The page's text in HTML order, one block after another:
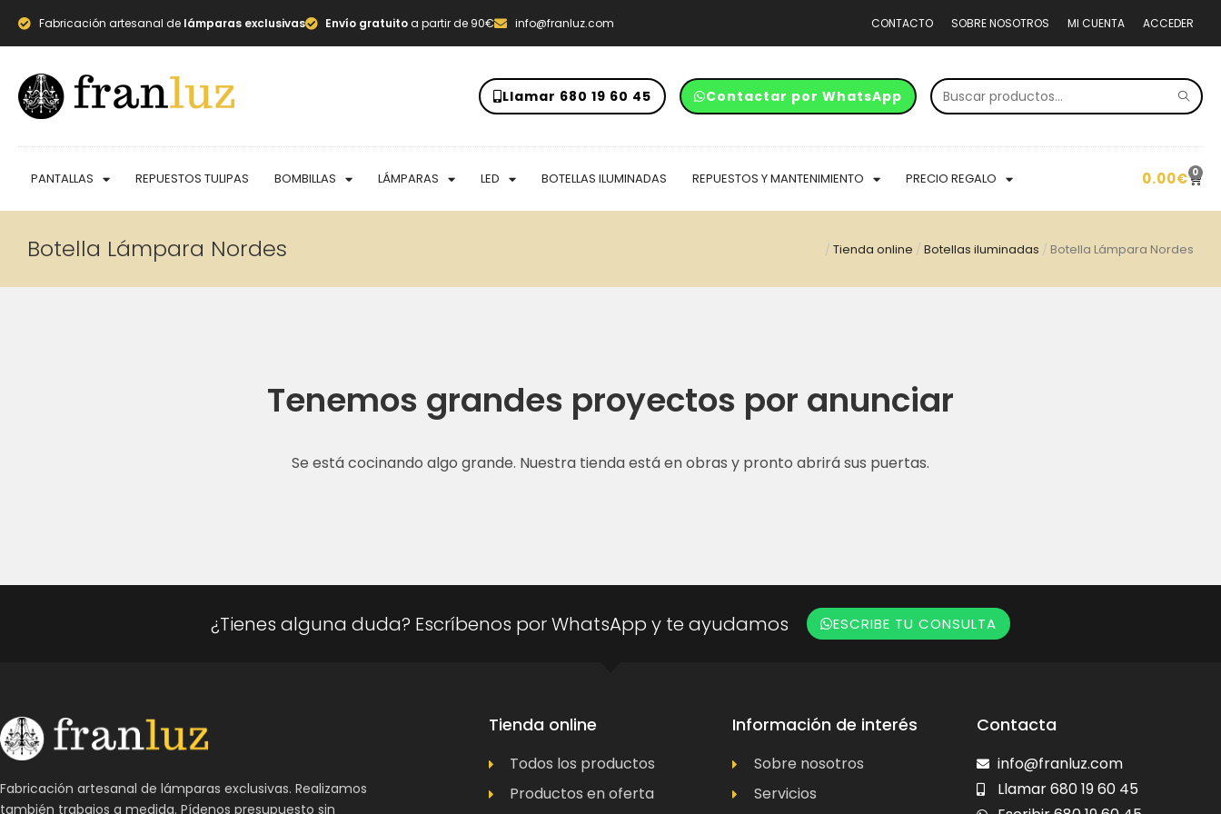
Fabricación artesanal de lámparas exclusivas Envío gratuitoa partir de 90€ info@franluz.com CONTACTO SOBRE NOSOTROS MI CUENTA ACCEDER
Llamar 680 19 60 45 Contactar por WhatsApp
PANTALLAS REPUESTOS TULIPAS BOMBILLAS LÁMPARAS LED BOTELLAS ILUMINADAS REPUESTOS Y MANTENIMIENTO PRECIO REGALO 0.00€ 0
Botella Lámpara Nordes / Tienda online / Botellas iluminadas / Botella Lámpara Nordes
Tenemos grandes proyectos por anunciar
Se está cocinando algo grande. Nuestra tienda está en obras y pronto abrirá sus puertas.
¿Tienes alguna duda? Escríbenos por WhatsApp y te ayudamos ESCRIBE TU CONSULTA
Fabricación artesanal de lámparas exclusivas. Realizamos
también trabajos a medida. Pídenos presupuesto sin
Tienda online
Todos los productos
Productos en oferta
Información de interés
Sobre nosotros
Servicios
Contacta
info@franluz.com
Llamar 680 19 60 45